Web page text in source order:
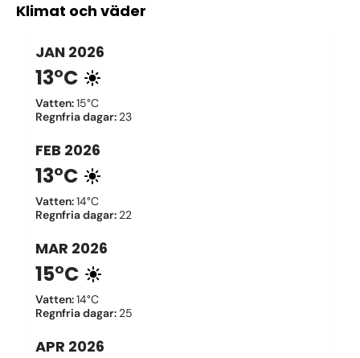
Klimat och väder
JAN 2026
13°C
Vatten:15°C
Regnfria dagar: 23
FEB 2026
13°C
Vatten:14°C
Regnfria dagar: 22
MAR 2026
15°C
Vatten:14°C
Regnfria dagar: 25
APR 2026